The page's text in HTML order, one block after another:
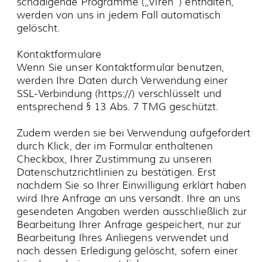
Cookies sind nur für die Dauer Ihres Besuches
auf der Internetseite gültig und werden
ausschließlich dazu verwendet Sie während
identifizieren und autorisieren. Sie haben das
Recht und die Möglichkeit unsere Cookies
abzulehnen. Ihre Zustimmung kann zudem
jederzeit, eigenständig und mit Wirkung für die
Zukunft von Ihnen widerrufen werden. Unser
Internetangebot steht ihnen selbstverständlich
auch dann im vollen Umfang zur Verfügung.
• Session-Cookie SID
Die meisten Browser sind so eingestellt, dass sie
die Verwendung von Cookies akzeptieren, diese
Funktion kann aber durch die Einstellung des
Internetbrowsers von Ihnen für die laufende
Sitzung oder dauerhaft abgeschaltet werden.
Nach Ende Ihres Besuches werden diese
Cookies automatisch wieder von Ihrer Festplatte
gelöscht.
Auswertung des Nutzerverhaltens (Webtracking-
Systeme)